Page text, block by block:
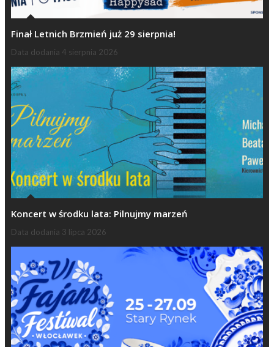
Finał Letnich Brzmień już 29 sierpnia!
Data dodania 4 sierpnia 2026
Koncert w środku lata: Pilnujmy marzeń
Data dodania 3 lipca 2026